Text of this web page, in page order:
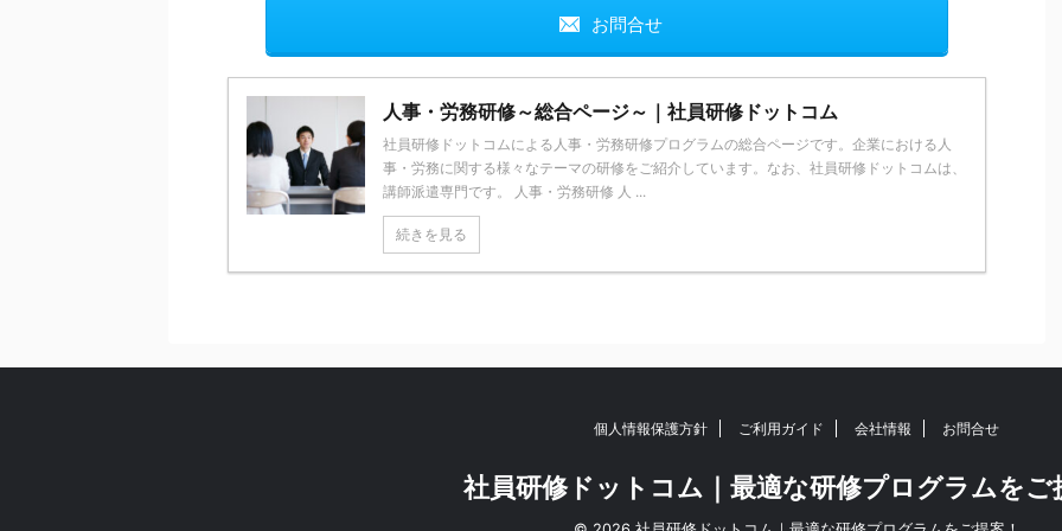
お問合せ
人事・労務研修～総合ページ～｜社員研修ドットコム
社員研修ドットコムによる人事・労務研修プログラムの総合ページです。企業における人
事・労務に関する様々なテーマの研修をご紹介しています。なお、社員研修ドットコムは、
講師派遣専門です。 人事・労務研修 人 ...
続きを見る
個人情報保護方針 ご利用ガイド 会社情報 お問合せ
社員研修ドットコム｜最適な研修プログラムをご